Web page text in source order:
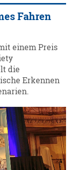
Fahren
einem Preis
die
Erkennen